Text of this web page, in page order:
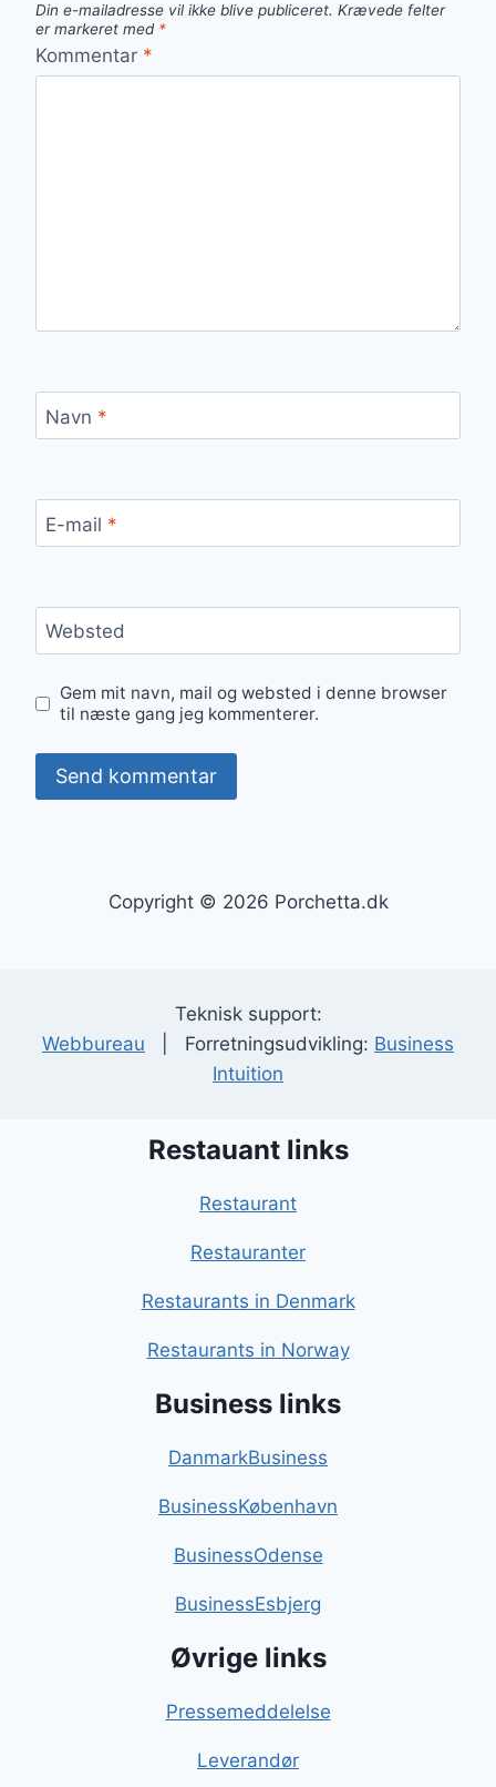
Din e-mailadresse vil ikke blive publiceret. Krævede felter
er markeret med *
Kommentar *
Navn *
E-mail *
Websted
Gem mit navn, mail og websted i denne browser
til næste gang jeg kommenterer.
Copyright © 2026 Porchetta.dk
Teknisk support:
Webbureau | Forretningsudvikling: Business
Intuition
Restauant links
Restaurant
Restauranter
Restaurants in Denmark
Restaurants in Norway
Business links
DanmarkBusiness
BusinessKøbenhavn
BusinessOdense
BusinessEsbjerg
Øvrige links
Pressemeddelelse
Leverandør